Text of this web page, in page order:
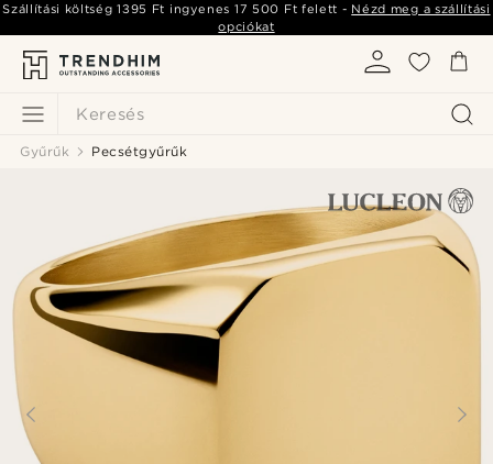
Keresés
Szállítási költség1395 Ft ingyenes 17 500 Ft felett - Nézd meg a szállítási
opciókat
Gyűrűk Pecsétgyűrűk